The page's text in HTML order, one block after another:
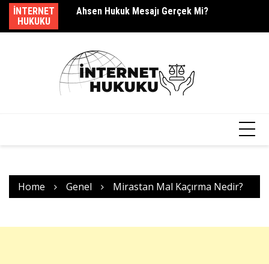
Skip
content
INTERNET
HUKUKU
Ahsen Hukuk Mesajı Gerçek Mi?
Home Genel Mirastan Mal Kaçırma Nedir?